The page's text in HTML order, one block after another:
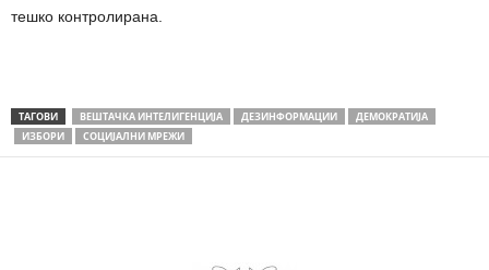
тешко контролирана.
ТАГОВИ ВЕШТАЧКА ИНТЕЛИГЕНЦИЈА ДЕЗИНФОРМАЦИИ
ДЕМОКРАТИЈА
ИЗБОРИ
СОЦИЈАЛНИ МРЕЖИ